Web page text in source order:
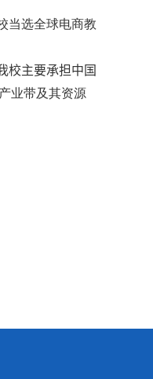
当选全球电商教
校主要承担中国
业带及其资源